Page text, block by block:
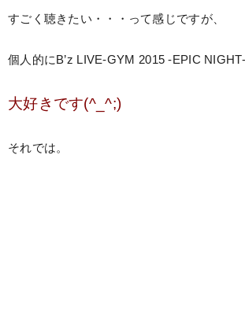
すごく聴きたい・・・って感じですが、
個人的にB’z LIVE-GYM 2015 -EPIC
大好きです(^_^;)
それでは。